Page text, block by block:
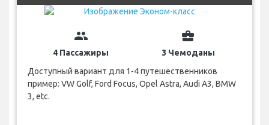
group
4 Пассажиры
business_center
3 Чемоданы
Доступный вариант для 1-4 путешественников
пример: VW Golf, Ford Focus, Opel Astra, Audi A3, BMW
3, etc.